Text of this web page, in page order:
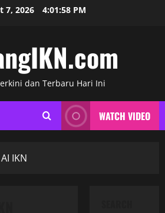
7, 2026 4:01:59 PM
dan Terbaru Hari Ini
WATCH VIDEO
IKN